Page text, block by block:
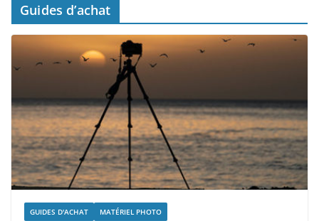
Guides d’achat
GUIDES D'ACHAT MATÉRIEL PHOTO